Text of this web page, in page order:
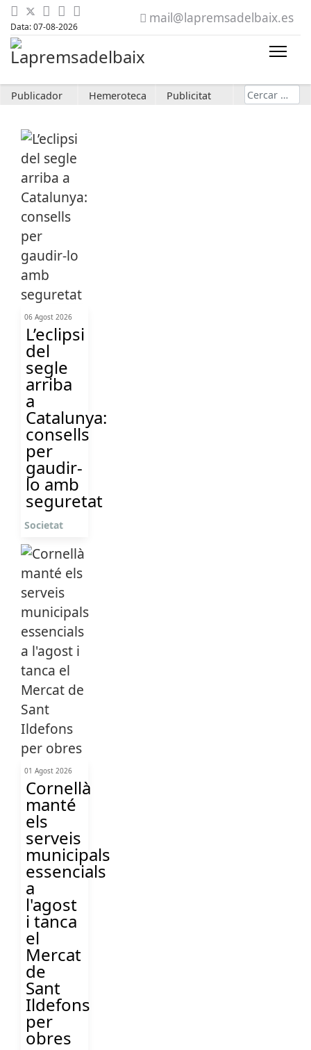
Data: 07-08-2026
mail@lapremsadelbaix.es
Publicador Hemeroteca Publicitat Cerca
06 Agost 2026
L’eclipsi
del
segle
arriba
a
Catalunya:
consells
per
gaudir-
lo amb
seguretat
Societat
01 Agost 2026
Cornellà
manté
els
serveis
municipals
essencials
a
l'agost
i tanca
el
Mercat
de
Sant
Ildefons
per
obres